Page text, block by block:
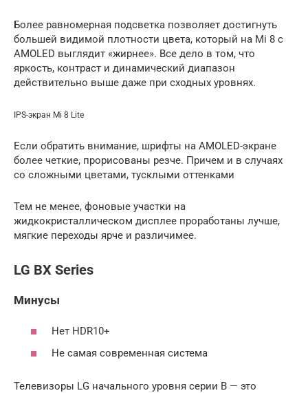
Более равномерная подсветка позволяет достигнуть
большей видимой плотности цвета, который на Mi 8 с
AMOLED выглядит «жирнее». Все дело в том, что
яркость, контраст и динамический диапазон
действительно выше даже при сходных уровнях.
IPS-экран Mi 8 Lite
Если обратить внимание, шрифты на AMOLED-экране
более четкие, прорисованы резче. Причем и в случаях
со сложными цветами, тусклыми оттенками
Тем не менее, фоновые участки на
жидкокристаллическом дисплее проработаны лучше,
мягкие переходы ярче и различимее.
LG BX Series
Минусы
Нет HDR10+
Не самая современная система
Телевизоры LG начального уровня серии B — это